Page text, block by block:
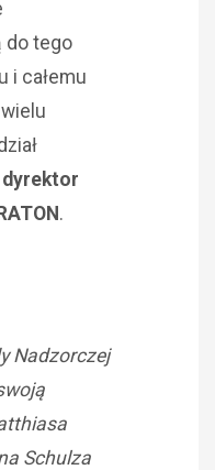
do tego
i całemu
dyrektor
.
Nadzorczej
Schulza